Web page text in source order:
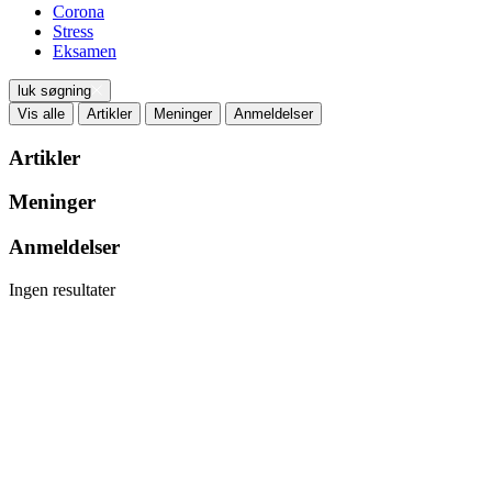
Corona
Stress
Eksamen
luk søgning
Vis alle
Artikler Meninger Anmeldelser
Artikler
Meninger
Anmeldelser
Ingen resultater